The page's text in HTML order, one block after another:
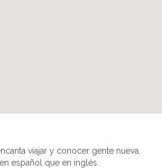
viajar y conocer gente nueva.
español que en inglés.